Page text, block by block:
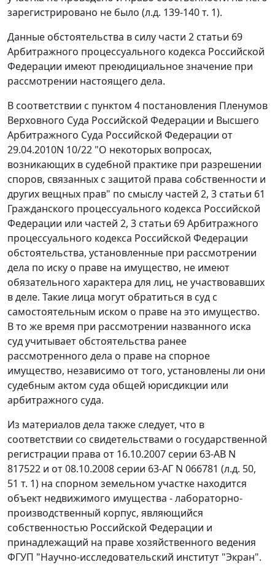
зарегистрировано не было (л.д. 139-140 т. 1).
Данные обстоятельства в силу части 2 статьи 69
Арбитражного процессуального кодекса Российской
Федерации имеют преюдициальное значение при
рассмотрении настоящего дела.
В соответствии с пунктом 4 постановления Пленумов
Верховного Суда Российской Федерации и Высшего
Арбитражного Суда Российской Федерации от
29.04.2010N 10/22 "О некоторых вопросах,
возникающих в судебной практике при разрешении
споров, связанных с защитой права собственности и
других вещных прав" по смыслу частей 2, 3 статьи 61
Гражданского процессуального кодекса Российской
Федерации или частей 2, 3 статьи 69Арбитражного
процессуального кодекса Российской Федерации
обстоятельства, установленные при рассмотрении
дела по иску о праве на имущество, не имеют
обязательного характера для лиц, не участвовавших
в деле. Такие лица могут обратиться в суд с
самостоятельным иском о праве на это имущество.
В то же время при рассмотрении названного иска
суд учитывает обстоятельства ранее
рассмотренного дела о праве на спорное
имущество, независимо от того, установлены ли они
судебным актом суда общей юрисдикции или
арбитражного суда.
Из материалов дела также следует, что в
соответствии со свидетельствами о государственной
регистрации права от 16.10.2007 серии 63-АВ N
817522 и от 08.10.2008 серии 63-АГ N 066781 (л.д. 50,
51 т. 1) на спорном земельном участке находится
объект недвижимого имущества - лабораторно-
производственный корпус, являющийся
собственностью Российской Федерации и
принадлежащий на праве хозяйственного ведения
ФГУП "Научно-исследовательский институт "Экран".